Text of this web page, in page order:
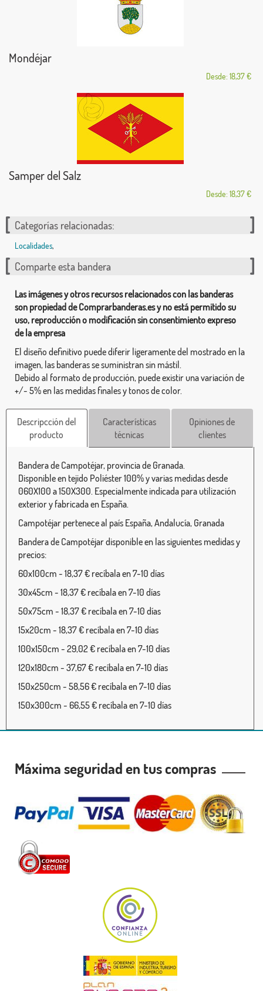
Mondéjar
Desde: 18,37 €
Samper del Salz
Desde: 18,37 €
Categorías relacionadas:
Localidades,
Comparte esta bandera
Las imágenes y otros recursos relacionados con las banderas
son propiedad de Comprarbanderas.es y no está permitido su
uso, reproducción o modificación sin consentimiento expreso
de la empresa
El diseño definitivo puede diferir ligeramente del mostrado en la
imagen, las banderas se suministran sin mástil.
Debido al formato de producción, puede existir una variación de
+/- 5% en las medidas finales y tonos de color.
Descripcción del
producto
Características
técnicas
Opiniones de
clientes
Bandera de Campotéjar, provincia de Granada.
Disponible en tejido Poliéster 100% y varias medidas desde
060X100 a 150X300. Especialmente indicada para utilización
exterior y fabricada en España.
Campotéjar pertenece al país España, Andalucía, Granada
Bandera de Campotéjar disponible en las siguientes medidas y
precios:
60x100cm - 18,37 € recíbala en 7-10 días
30x45cm - 18,37 € recíbala en 7-10 días
50x75cm - 18,37 € recíbala en 7-10 días
15x20cm - 18,37 € recíbala en 7-10 días
100x150cm - 29,02 € recíbala en 7-10 días
120x180cm - 37,67 € recíbala en 7-10 días
150x250cm - 58,56 € recíbala en 7-10 días
150x300cm - 66,55 € recíbala en 7-10 días
Máxima seguridad en tus compras